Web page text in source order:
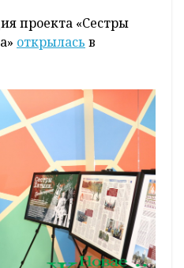
проекта «Сестры
открылась в